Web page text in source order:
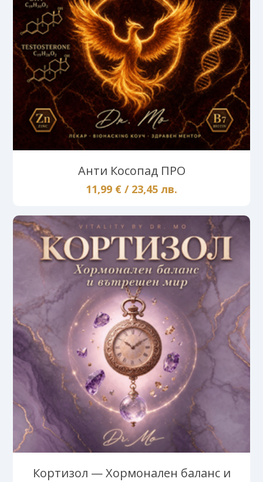
Анти Косопад ПРО
11,99 € / 23,45 лв.
Кортизол — Хормонален баланс и